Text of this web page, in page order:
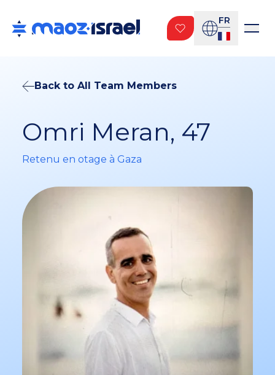
FR
Back to All Team Members
Omri Meran, 47
Retenu en otage à Gaza